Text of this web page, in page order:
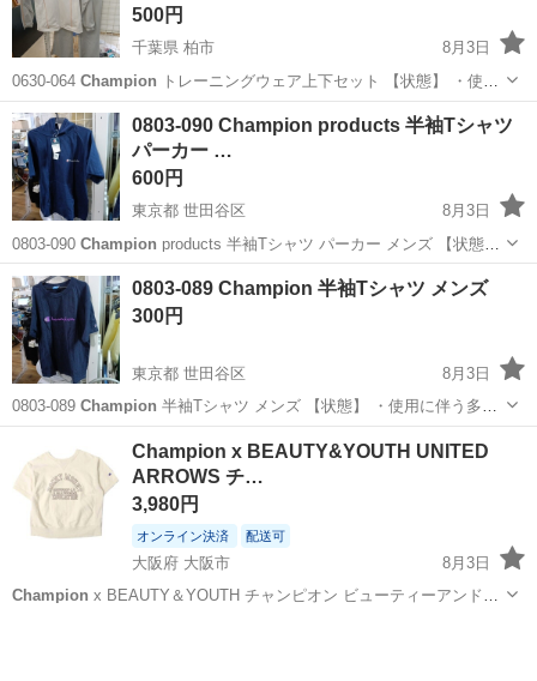
500円
千葉県 柏市
8月3日
0630-064 Champion トレーニングウェア上下セット 【状態】 ・使用
に伴う多少のスレ、キズ、落としきれない汚れなどございます ・詳細
は現地でご確認ください ・お値引きは出来かねますのでご了承願い...
千葉 柏市 トレーニングウェア
0803-090 Champion products 半袖Tシャツ
パーカー …
600円
東京都 世田谷区
8月3日
0803-090 Champion products 半袖Tシャツ パーカー メンズ 【状態】
・使用に伴う多少のスレ、キズ、落としきれない汚れなどございます
・詳細は現地でご確認ください ・お値引きは出来か...
東京 世田谷区 products
0803-089 Champion 半袖Tシャツ メンズ
300円
東京都 世田谷区
8月3日
0803-089 Champion 半袖Tシャツ メンズ 【状態】 ・使用に伴う多少
のスレ、キズ、落としきれない汚れなどございます ・詳細は現地でご
確認ください ・お値引きは出来かねますのでご了承願います ...
Champion x BEAUTY&YOUTH UNITED
ARROWS チ…
3,980円
オンライン決済 配送可
大阪府 大阪市
8月3日
Champion x BEAUTY＆YOUTH チャンピオン ビューティーアンドユ